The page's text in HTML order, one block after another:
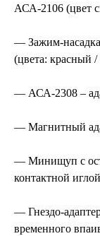
АСА-2106 (цвет
— Зажим-
(цвета: красный
— АСА-2308 –
— Магнитный
— Минищуп с
контактной
— Гнездо-
временного